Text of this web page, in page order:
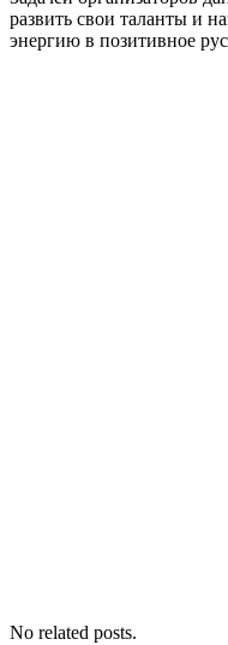
развить свои таланты и
энергию в позитивное
No related posts.